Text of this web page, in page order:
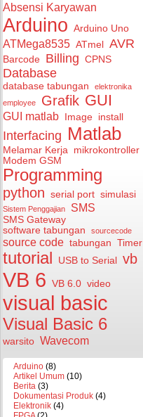
Absensi Karyawan
Arduino Arduino Uno
ATMega8535 ATmel AVR
Barcode Billing CPNS
Database
database tabungan
elektronika
employee
Grafik GUI
GUI matlab Image install
Interfacing Matlab
Melamar Kerja mikrokontroller
Modem GSM
Programming
python serial port simulasi
Sistem Penggajian SMS
SMS Gateway
software tabungan
sourcecode
source code tabungan Timer
tutorial USB to Serial vb
VB 6 VB 6.0 video
visual basic
Visual Basic 6
warsito Wavecom
Arduino (8)
Artikel Umum (10)
Berita (3)
Dokumentasi Produk (4)
Elektronik (4)